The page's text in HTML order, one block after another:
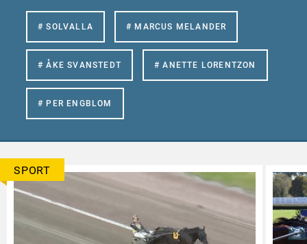
# SOLVALLA # MARCUS MELANDER
# ÅKE SVANSTEDT # ANETTE LORENTZON
# PER ENGBLOM
SPORT